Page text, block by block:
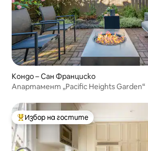
Кондо – Сан Франциско
Апартамент „Pacific Heights Garden“
Най-популярен избор на гостите
Избор на гостите